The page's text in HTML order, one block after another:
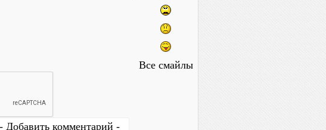
Все смайлы